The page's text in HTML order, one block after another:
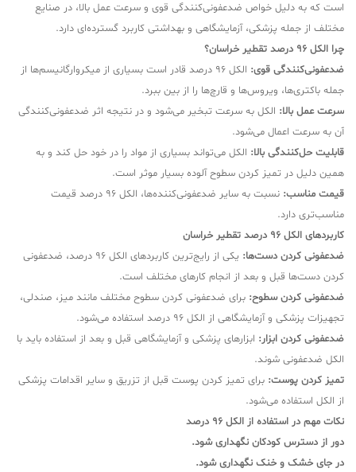
است که به دلیل خواص ضدعفونی‌کنندگی قوی و سرعت عمل بالا، در صنایع
مختلف از جمله پزشکی، آزمایشگاهی و بهداشتی کاربرد گسترده‌ای دارد.
چرا الکل 96 درصد تقطیر خراسان؟
ضدعفونی‌کنندگی قوی:
الکل 96 درصد قادر است بسیاری از میکروارگانیسم‌ها از
جمله باکتری‌ها، ویروس‌ها و قارچ‌ها را از بین ببرد.
سرعت عمل بالا: الکل به سرعت تبخیر می‌شود و در نتیجه اثر ضدعفونی‌کنندگی
آن به سرعت اعمال می‌شود.
قابلیت حل‌کنندگی بالا: الکل می‌تواند بسیاری از مواد را در خود حل کند و به
همین دلیل در تمیز کردن سطوح آلوده بسیار موثر است.
قیمت مناسب:
نسبت به سایر ضدعفونی‌کننده‌ها، الکل 96 درصد قیمت
مناسب‌تری دارد.
کاربردهای الکل 96 درصد تقطیر خراسان
ضدعفونی کردن دست‌ها:
یکی از رایج‌ترین کاربردهای الکل 96 درصد، ضدعفونی
کردن دست‌ها قبل و بعد از انجام کارهای مختلف است.
ضدعفونی کردن سطوح: برای ضدعفونی کردن سطوح مختلف مانند میز، صندلی،
تجهیزات پزشکی و آزمایشگاهی از الکل 96 درصد استفاده می‌شود.
ضدعفونی کردن ابزار: ابزارهای پزشکی و آزمایشگاهی قبل و بعد از استفاده باید با
الکل ضدعفونی شوند.
تمیز کردن پوست: برای تمیز کردن پوست قبل از تزریق و سایر اقدامات پزشکی
از الکل استفاده می‌شود.
نکات مهم در استفاده از الکل 96 درصد
دور از دسترس کودکان نگهداری شود.
در جای خشک و خنک نگهداری شود.